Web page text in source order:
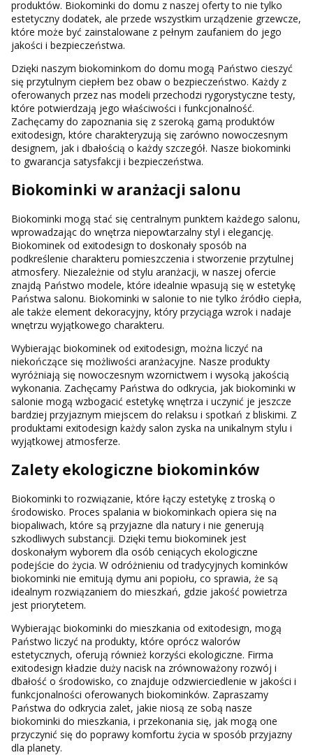
produktów. Biokominki do domu z naszej oferty to nie tylko
estetyczny dodatek, ale przede wszystkim urządzenie grzewcze,
które może być zainstalowane z pełnym zaufaniem do jego
jakości i bezpieczeństwa.
Dzięki naszym biokominkom do domu mogą Państwo cieszyć
się przytulnym ciepłem bez obaw o bezpieczeństwo. Każdy z
oferowanych przez nas modeli przechodzi rygorystyczne testy,
które potwierdzają jego właściwości i funkcjonalność.
Zachęcamy do zapoznania się z szeroką gamą produktów
exitodesign, które charakteryzują się zarówno nowoczesnym
designem, jak i dbałością o każdy szczegół. Nasze biokominki
to gwarancja satysfakcji i bezpieczeństwa.
Biokominki w aranżacji salonu
Biokominki mogą stać się centralnym punktem każdego salonu,
wprowadzając do wnętrza niepowtarzalny styl i elegancję.
Biokominek od exitodesign to doskonały sposób na
podkreślenie charakteru pomieszczenia i stworzenie przytulnej
atmosfery. Niezależnie od stylu aranżacji, w naszej ofercie
znajdą Państwo modele, które idealnie wpasują się w estetykę
Państwa salonu. Biokominki w salonie to nie tylko źródło ciepła,
ale także element dekoracyjny, który przyciąga wzrok i nadaje
wnętrzu wyjątkowego charakteru.
Wybierając biokominek od exitodesign, można liczyć na
niekończące się możliwości aranżacyjne. Nasze produkty
wyróżniają się nowoczesnym wzornictwem i wysoką jakością
wykonania. Zachęcamy Państwa do odkrycia, jak biokominki w
salonie mogą wzbogacić estetykę wnętrza i uczynić je jeszcze
bardziej przyjaznym miejscem do relaksu i spotkań z bliskimi. Z
produktami exitodesign każdy salon zyska na unikalnym stylu i
wyjątkowej atmosferze.
Zalety ekologiczne biokominków
Biokominki to rozwiązanie, które łączy estetykę z troską o
środowisko. Proces spalania w biokominkach opiera się na
biopaliwach, które są przyjazne dla natury i nie generują
szkodliwych substancji. Dzięki temu biokominek jest
doskonałym wyborem dla osób ceniących ekologiczne
podejście do życia. W odróżnieniu od tradycyjnych kominków
biokominki nie emitują dymu ani popiołu, co sprawia, że są
idealnym rozwiązaniem do mieszkań, gdzie jakość powietrza
jest priorytetem.
Wybierając biokominki do mieszkania od exitodesign, mogą
Państwo liczyć na produkty, które oprócz walorów
estetycznych, oferują również korzyści ekologiczne. Firma
exitodesign kładzie duży nacisk na zrównoważony rozwój i
dbałość o środowisko, co znajduje odzwierciedlenie w jakości i
funkcjonalności oferowanych biokominków. Zapraszamy
Państwa do odkrycia zalet, jakie niosą ze sobą nasze
biokominki do mieszkania, i przekonania się, jak mogą one
przyczynić się do poprawy komfortu życia w sposób przyjazny
dla planety.